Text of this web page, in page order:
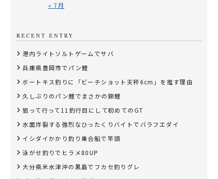
« 7月
RECENT ENTRY
港内ライトソルトゲームでサバ
兵庫県豊岡市でパン鯉
​ボートキス釣りに「ビーチショット天秤6cm」を推す理由
久しぶりのパン鯉でまさかの錦鯉
狙って行って11釣行目にして初めてのGT
水面炸裂する強烈なひったくりバイトでバラフエダイ
イシダイかかり釣り乗合船で竿頭
泳がせ釣りでヒラメ80UP
大分県米水津沖の黒島でフカセ釣りグレ